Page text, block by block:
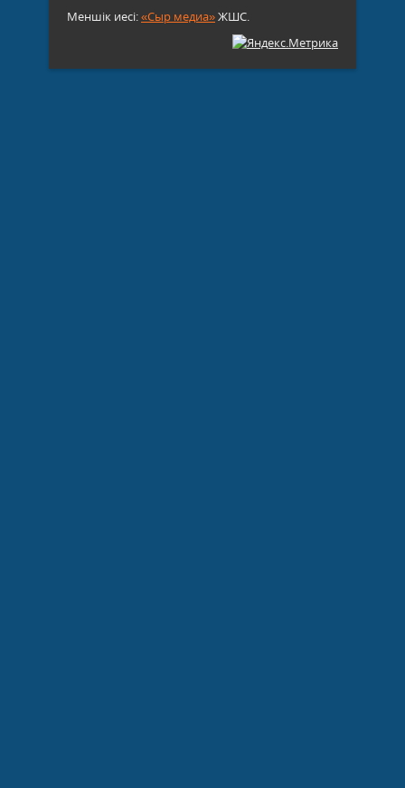
Меншік иесі:«Сыр медиа»ЖШС.